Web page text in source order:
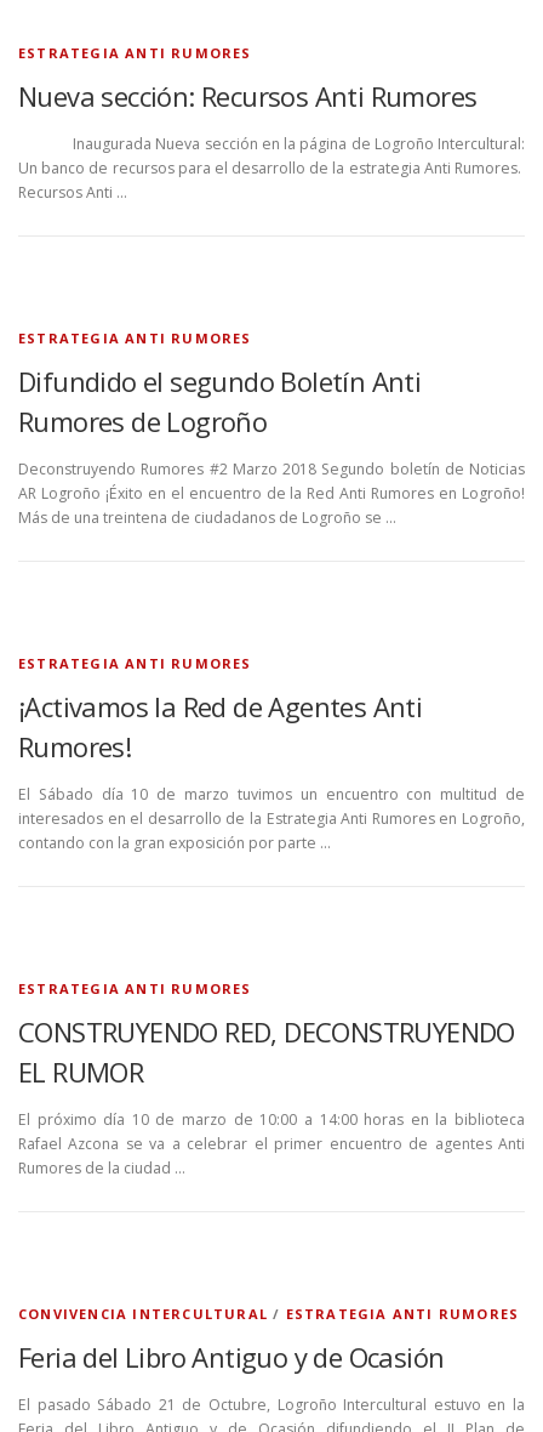
ESTRATEGIA ANTI RUMORES
Nueva sección: Recursos Anti Rumores
Inaugurada Nueva sección en la página de Logroño Intercultural:
Un banco de recursos para el desarrollo de la estrategia Anti Rumores.
Recursos Anti …
ESTRATEGIA ANTI RUMORES
Difundido el segundo Boletín Anti
Rumores de Logroño
Deconstruyendo Rumores #2 Marzo 2018 Segundo boletín de Noticias
AR Logroño ¡Éxito en el encuentro de la Red Anti Rumores en Logroño!
Más de una treintena de ciudadanos de Logroño se …
ESTRATEGIA ANTI RUMORES
¡Activamos la Red de Agentes Anti
Rumores!
El Sábado día 10 de marzo tuvimos un encuentro con multitud de
interesados en el desarrollo de la Estrategia Anti Rumores en Logroño,
contando con la gran exposición por parte …
ESTRATEGIA ANTI RUMORES
CONSTRUYENDO RED, DECONSTRUYENDO
EL RUMOR
El próximo día 10 de marzo de 10:00 a 14:00 horas en la biblioteca
Rafael Azcona se va a celebrar el primer encuentro de agentes Anti
Rumores de la ciudad …
CONVIVENCIA INTERCULTURAL / ESTRATEGIA ANTI RUMORES
Feria del Libro Antiguo y de Ocasión
El pasado Sábado 21 de Octubre, Logroño Intercultural estuvo en la